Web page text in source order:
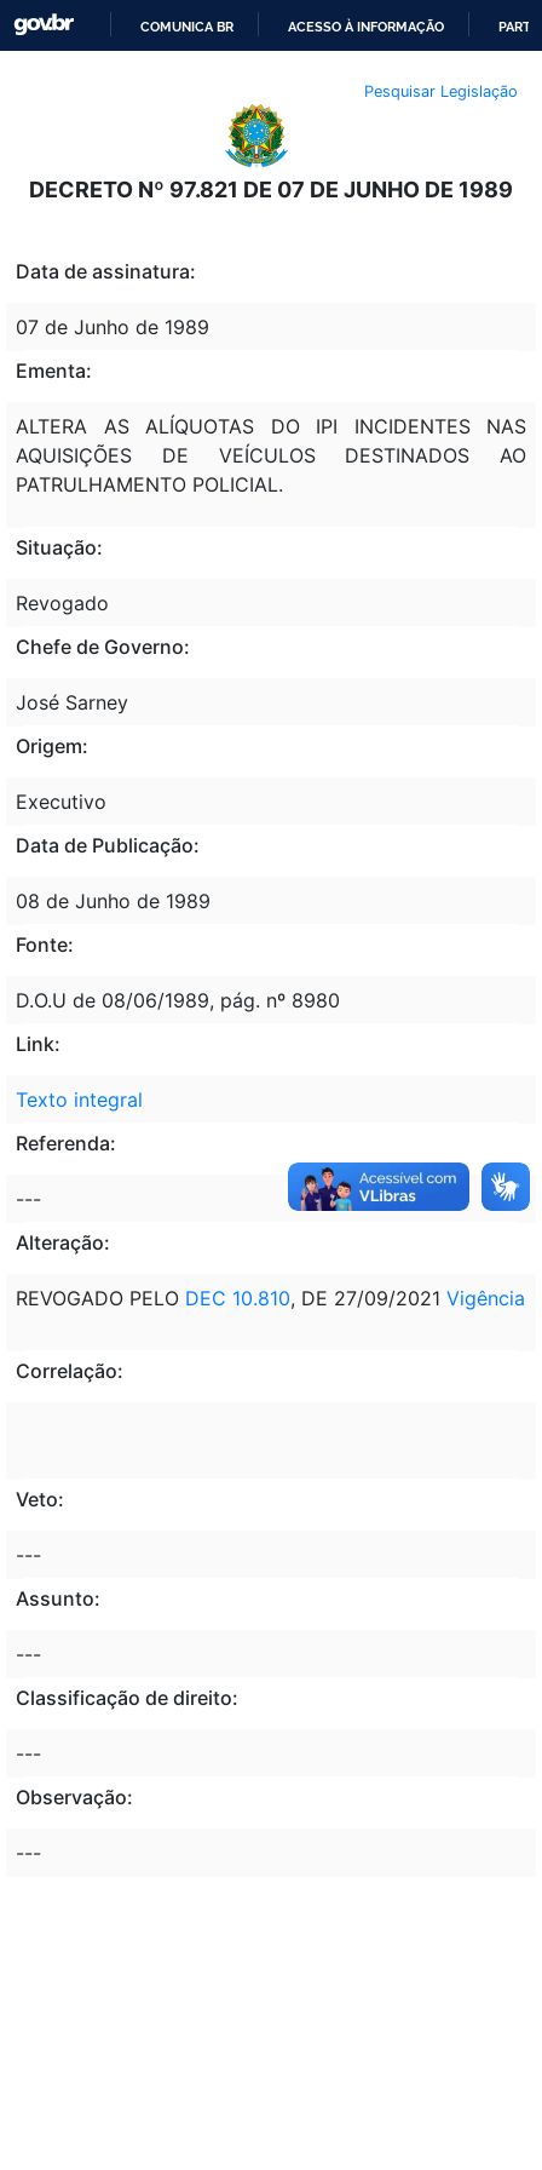
O
CONTEÚDO
COMUNICA BR ACESSO À INFORMAÇÃO
Pesquisar Legislação
DECRETO Nº 97.821 DE 07 DE JUNHO DE 1989
Data de assinatura:
07 de Junho de 1989
Ementa:
ALTERA AS ALÍQUOTAS DO IPI INCIDENTES NAS
AQUISIÇÕES DE VEÍCULOS DESTINADOS AO
PATRULHAMENTO POLICIAL.
Situação:
Revogado
Chefe de Governo:
José Sarney
Origem:
Executivo
Data de Publicação:
08 de Junho de 1989
Fonte:
D.O.U de 08/06/1989, pág. nº 8980
Link:
Texto integral
Referenda:
---
Alteração:
REVOGADO PELO DEC 10.810, DE 27/09/2021 Vigência
Correlação:
Veto:
---
Assunto:
---
Classificação de direito:
---
Observação:
---